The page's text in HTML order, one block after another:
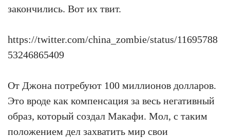
закончились. Вот их твит.
https://twitter.com/china_zombie/status/11695788
53246865409
От Джона потребуют 100 миллионов долларов.
Это вроде как компенсация за весь негативный
образ, который создал Макафи. Мол, с таким
положением дел захватить мир свои